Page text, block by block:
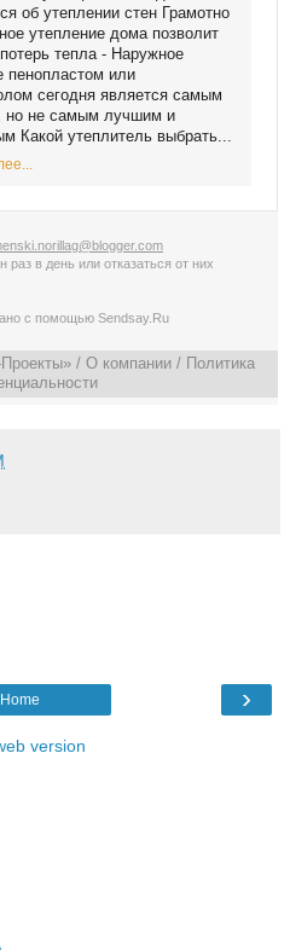
об утеплении стен Грамотно
утепление дома позволит
тепла - Наружное
пенопластом или
сегодня является самым
но не самым лучшим и
Какой утеплитель выбрать...
раз в день или отказаться от них
с помощью Sendsay.Ru
/ О компании / Политика
›
Home
version